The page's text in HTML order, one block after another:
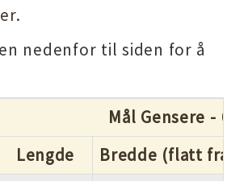
nedenfor til siden for å
Mål Gensere -
Lengde
Bredde (flatt fra